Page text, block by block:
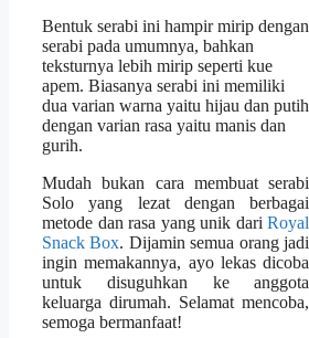
Bentuk serabi ini hampir mirip dengan
serabi pada umumnya, bahkan
teksturnya lebih mirip seperti kue
apem. Biasanya serabi ini memiliki
dua varian warna yaitu hijau dan putih
dengan varian rasa yaitu manis dan
gurih.
Mudah bukan cara membuat serabi
Solo yang lezat dengan berbagai
metode dan rasa yang unik dariRoyal
Snack Box. Dijamin semua orang jadi
ingin memakannya, ayo lekas dicoba
untuk disuguhkan ke anggota
keluarga dirumah. Selamat mencoba,
semoga bermanfaat!